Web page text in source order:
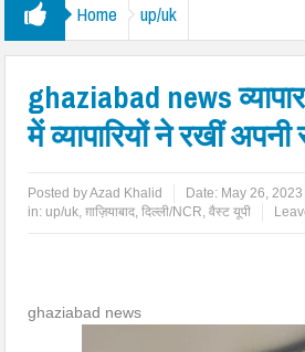
Home up/uk
ghaziabad news
में व्यापारियों ने रखीं
Posted byAzad Khalid Date: May 26, 2023
in: up/uk,ग़ाज़ियाबाद,दिल्ली/NCR,वैस्ट यूपी
ghaziabad news